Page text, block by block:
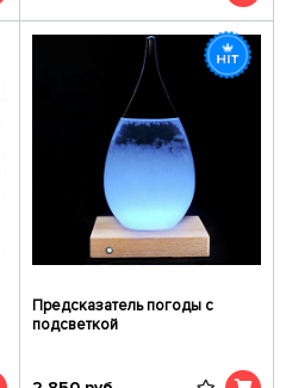
Предсказатель погоды с
подсветкой